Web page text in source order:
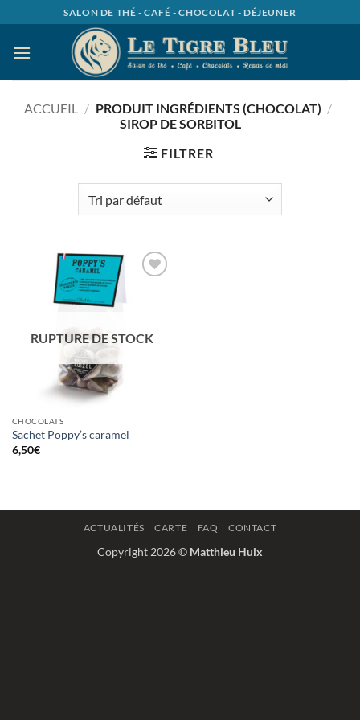
au
contenu
SALON DE THÉ - CAFÉ - CHOCOLAT - DÉJEUNER
ACCUEIL / PRODUIT INGRÉDIENTS (CHOCOLAT) /
SIROP DE SORBITOL
FILTRER
RUPTURE DE STOCK
CHOCOLATS
Sachet Poppy’s caramel
6,50€
ACTUALITÉS CARTE FAQ CONTACT
Copyright 2026 © Matthieu Huix